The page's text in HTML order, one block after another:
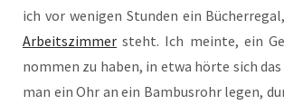
ich vor weni­gen Stun­den ein
Arbeits­zim­mer steht. Ich mein­te, ein
nom­men zu haben, in etwa hör­te sich das
man ein Ohr an ein Bam­bus­rohr legen,